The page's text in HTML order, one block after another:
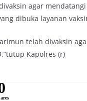
agar
dibuka layanan
telah divaksin
Kapolres (r)